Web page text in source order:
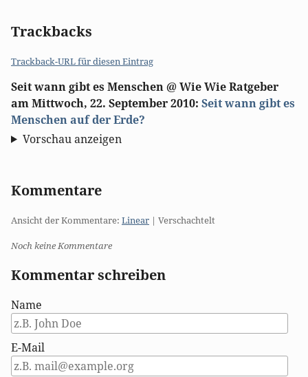
Trackbacks
Trackback-URL für diesen Eintrag
Seit wann gibt es Menschen @ Wie Wie Ratgeber
amMittwoch, 22. September 2010: Seit wann gibt es
Menschen auf der Erde?
Vorschau anzeigen
Kommentare
Ansicht der Kommentare: Linear | Verschachtelt
Noch keine Kommentare
Kommentar schreiben
Name
E-Mail